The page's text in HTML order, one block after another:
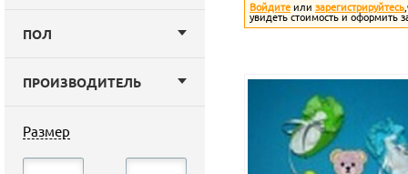
ПОЛ
ПРОИЗВОДИТЕЛЬ
Размер
Войдите или зарегистрируйтесь
увидеть стоимость и оформить